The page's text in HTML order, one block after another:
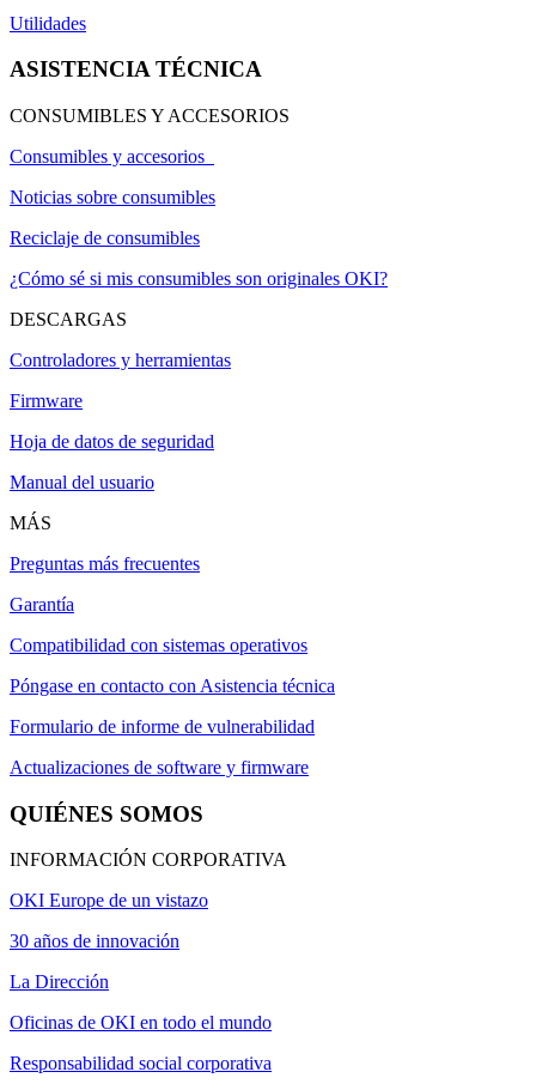
Utilidades
ASISTENCIA TÉCNICA
CONSUMIBLES Y ACCESORIOS
Consumibles y accesorios
Noticias sobre consumibles
Reciclaje de consumibles
¿Cómo sé si mis consumibles son originales OKI?
DESCARGAS
Controladores y herramientas
Firmware
Hoja de datos de seguridad
Manual del usuario
MÁS
Preguntas más frecuentes
Garantía
Compatibilidad con sistemas operativos
Póngase en contacto con Asistencia técnica
Formulario de informe de vulnerabilidad
Actualizaciones de software y firmware
QUIÉNES SOMOS
INFORMACIÓN CORPORATIVA
OKI Europe de un vistazo
30 años de innovación
La Dirección
Oficinas de OKI en todo el mundo
Responsabilidad social corporativa